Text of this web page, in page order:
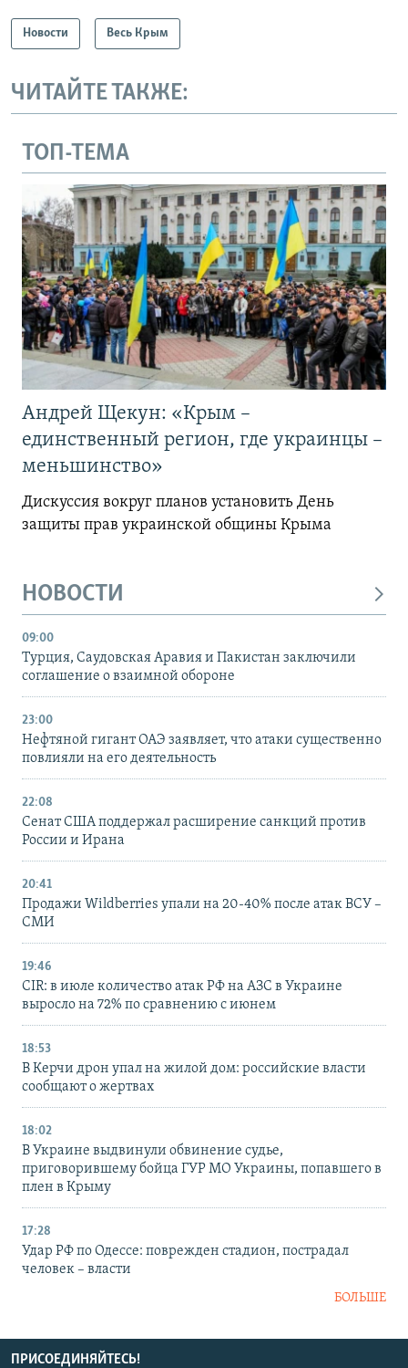
Новости Весь Крым
ЧИТАЙТЕ ТАКЖЕ:
ТОП-ТЕМА
Андрей Щекун: «Крым –
единственный регион, где украинцы –
меньшинство»
Дискуссия вокруг планов установить День
защиты прав украинской общины Крыма
НОВОСТИ
09:00
Турция, Саудовская Аравия и Пакистан заключили
соглашение о взаимной обороне
23:00
Нефтяной гигант ОАЭ заявляет, что атаки существенно
повлияли на его деятельность
22:08
Сенат США поддержал расширение санкций против
России и Ирана
20:41
Продажи Wildberries упали на 20-40% после атак ВСУ –
СМИ
19:46
CIR: в июле количество атак РФ на АЗС в Украине
выросло на 72% по сравнению с июнем
18:53
В Керчи дрон упал на жилой дом: российские власти
сообщают о жертвах
18:02
В Украине выдвинули обвинение судье,
приговорившему бойца ГУР МО Украины, попавшего в
плен в Крыму
17:28
Удар РФ по Одессе: поврежден стадион, пострадал
человек – власти
БОЛЬШЕ
ПРИСОЕДИНЯЙТЕСЬ!